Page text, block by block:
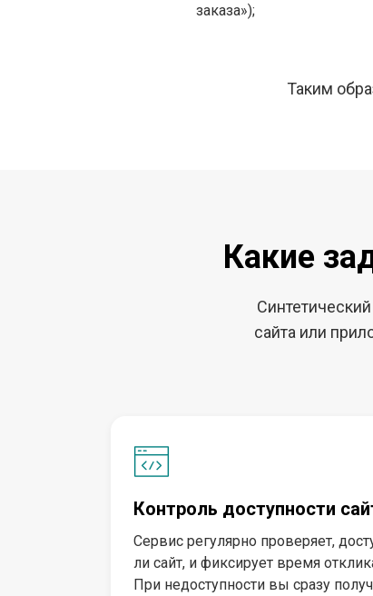
заказа»);
Таким
Какие
сайта или
Контроль доступности
Сервис регулярно проверяет,
ли сайт, и фиксирует время
При недоступности вы сразу